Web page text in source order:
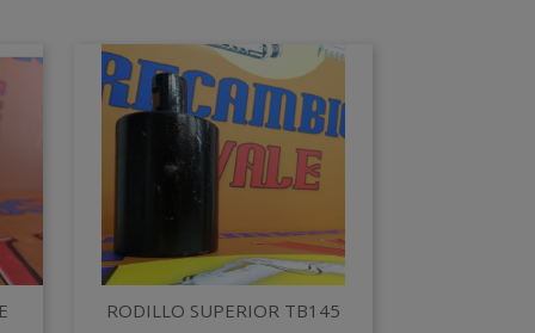
Vista rápida
RODILLO SUPERIOR TB145